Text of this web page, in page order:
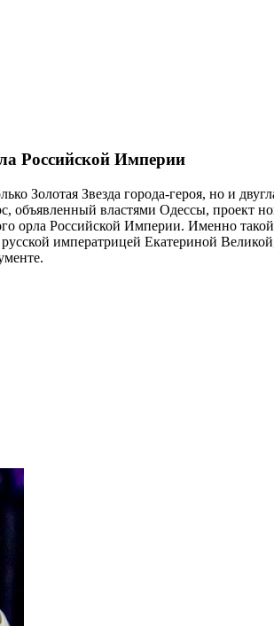
Российской Империи
Золотая Звезда города-героя, но и
объявленный властями Одессы, проект
орла Российской Империи. Именно
императрицей Екатериной